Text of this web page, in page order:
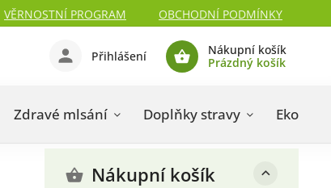
VĚRNOSTNÍ PROGRAM OBCHODNÍ PODMÍNKY
Nákupní košík
Prázdný košík
Přihlášení
Zdravé mlsání Doplňky stravy Eko
Nákupní košík